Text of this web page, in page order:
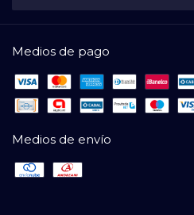
Medios de pago
Medios de envío